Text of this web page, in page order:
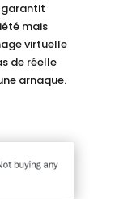
mais
virtuelle
de réelle
arnaque.